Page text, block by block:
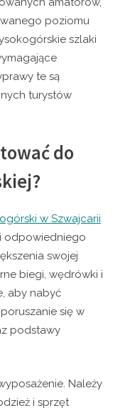
poziomu
szlaki
te są
turystów
do
w Szwajcarii
odpowiedniego
swojej
biegi, wędrówki i
aby nabyć
się w
podstawy
Należy
i sprzęt